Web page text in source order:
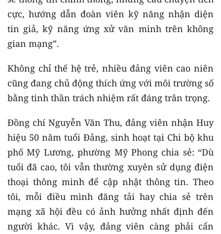
cực, hướng dẫn đoàn viên kỹ năng nhận diện
tin giả, kỹ năng ứng xử văn minh trên không
gian mạng”.
Không chỉ thế hệ trẻ, nhiều đảng viên cao niên
cũng đang chủ động thích ứng với môi trường số
bằng tinh thần trách nhiệm rất đáng trân trọng.
Đồng chí Nguyễn Văn Thu, đảng viên nhận Huy
hiệu 50 năm tuổi Đảng, sinh hoạt tại Chi bộ khu
phố Mỹ Lương, phường Mỹ Phong chia sẻ: “Dù
tuổi đã cao, tôi vẫn thường xuyên sử dụng điện
thoại thông minh để cập nhật thông tin. Theo
tôi, mỗi điều mình đăng tải hay chia sẻ trên
mạng xã hội đều có ảnh hưởng nhất định đến
người khác. Vì vậy, đảng viên càng phải cẩn